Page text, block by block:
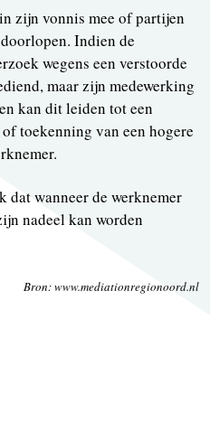
zijn vonnis mee of partijen
Indien de
wegens een verstoorde
maar zijn medewerking
kan dit leiden tot een
toekenning van een hogere
dat wanneer de werknemer
nadeel kan worden
Bron: www.mediationregionoord.nl